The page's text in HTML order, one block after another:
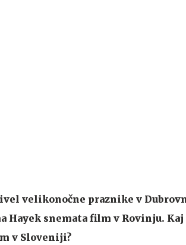
velikonočne praznike v
Hayek snemata film v Rovinju. Kaj
v Sloveniji?